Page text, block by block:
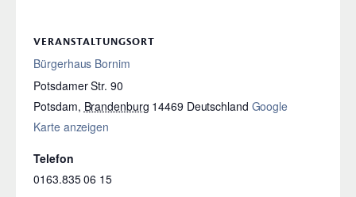
VERANSTALTUNGSORT
Bürgerhaus Bornim
Potsdamer Str. 90
Potsdam, Brandenburg 14469 Deutschland Google
Karte anzeigen
Telefon
0163.835 06 15